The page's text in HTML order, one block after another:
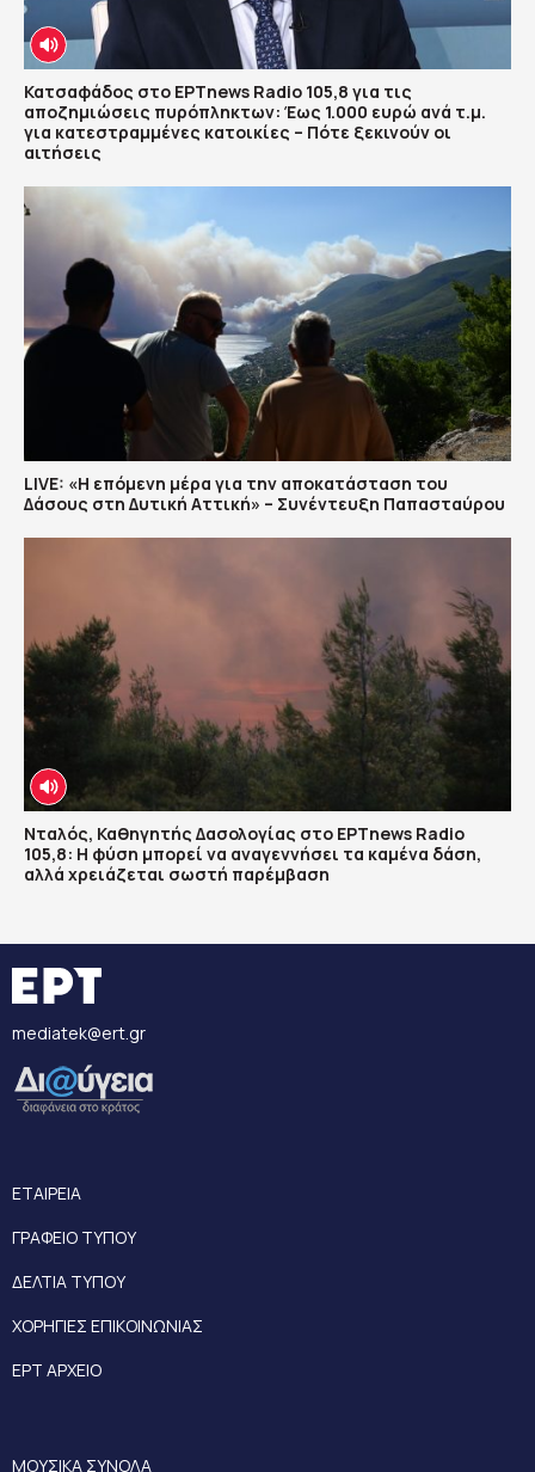
Κατσαφάδος στο ΕΡΤnews Radio 105,8 για τις
αποζημιώσεις πυρόπληκτων: Έως 1.000 ευρώ ανά τ.μ.
για κατεστραμμένες κατοικίες – Πότε ξεκινούν οι
αιτήσεις
LIVE: «Η επόμενη μέρα για την αποκατάσταση του
Δάσους στη Δυτική Αττική» – Συνέντευξη Παπασταύρου
Νταλός, Καθηγητής Δασολογίας στο ΕΡΤnews Radio
105,8: Η φύση μπορεί να αναγεννήσει τα καμένα δάση,
αλλά χρειάζεται σωστή παρέμβαση
mediatek@ert.gr
ΕΤΑΙΡΕΙΑ
ΓΡΑΦΕΙΟ ΤΥΠΟΥ
ΔΕΛΤΙΑ ΤΥΠΟΥ
ΧΟΡΗΓΙΕΣ ΕΠΙΚΟΙΝΩΝΙΑΣ
ΕΡΤ ΑΡΧΕΙΟ
ΜΟΥΣΙΚΑ ΣΥΝΟΛΑ